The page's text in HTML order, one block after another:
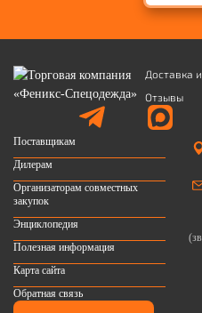
Доставка
Отзывы
Поставщикам
Дилерам
Организаторам совместных
закупок
Энциклопедия
Полезная информация
Карта сайта
Обратная связь